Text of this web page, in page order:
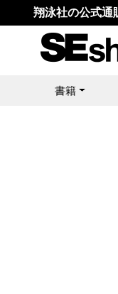
翔泳社の公式
書籍